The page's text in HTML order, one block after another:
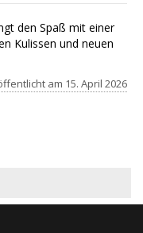
den Spaß mit einer
Kulissen und neuen
am 15. April 2026